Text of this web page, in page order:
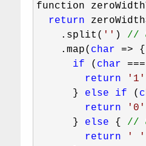
function
return
    .split(
'' ) //
    .map(
char => {
if ( char ===
return
' 1 '
      }
else if (
return
' 0 '
      }
else { //
return
' '